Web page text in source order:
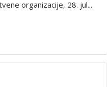
organizacije, 28. jul...